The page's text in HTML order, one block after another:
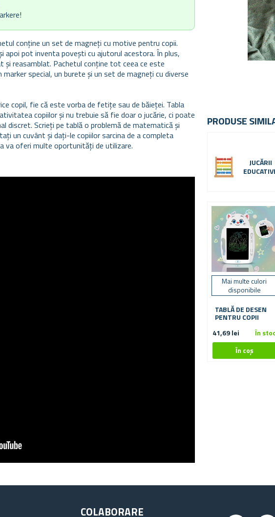
conține un set de magneți cu motive pentru copii.
apoi pot inventa povești cu ajutorul acestora. În plus,
și reasamblat. Pachetul conține tot ceea ce este
special, un burete și un set de magneți cu diverse
copil, fie că este vorba de fetițe sau de băieței. Tabla
copiilor și nu trebuie să fie doar o jucărie, ci poate
discret. Scrieți pe tablă o problemă de matematică și
un cuvânt și dați-le copiilor sarcina de a completa
va oferi multe oportunități de utilizare.
PRODUSE
JUCĂRII
Mai multe culori
disponibile
TABLĂ DE DESEN
PENTRU COPII
41,69 lei
În stoc
COLABORARE